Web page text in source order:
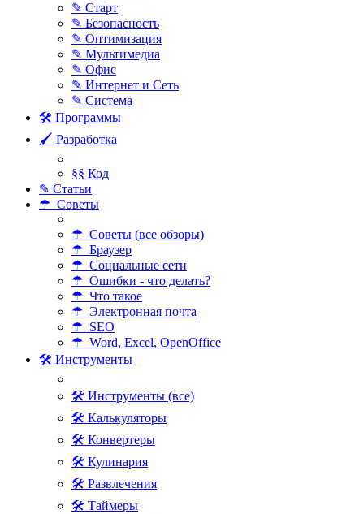
✎ Старт
✎ Безопасность
✎ Оптимизация
✎ Мультимедиа
✎ Офис
✎ Интернет и Сеть
✎ Система
🛠 Программы
🖌 Разработка
§§ Код
✎ Статьи
☂ Советы
☂ Советы (все обзоры)
☂ Браузер
☂ Социальные сети
☂ Ошибки - что делать?
☂ Что такое
☂ Электронная почта
☂ SEO
☂ Word, Excel, OpenOffice
🛠 Инструменты
🛠 Инструменты (все)
🛠 Калькуляторы
🛠 Конвертеры
🛠 Кулинария
🛠 Развлечения
🛠 Таймеры